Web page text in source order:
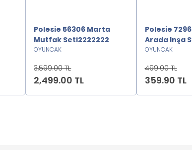
Polesie 56306 Marta
Mutfak Seti2222222
OYUNCAK
3,599.00 TL
2,499.00 TL
Polesie
Arada Inşa
-
OYUNCAK
499.00 TL
359.90 TL